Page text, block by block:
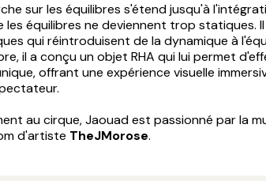
sur les équilibres s'étend jusqu'à
les équilibres ne deviennent trop statiques.
qui réintroduisent de la dynamique à
il a conçu un objet RHA qui lui permet
offrant une expérience visuelle
au cirque, Jaouad est passionné par la
d'artiste TheJMorose.